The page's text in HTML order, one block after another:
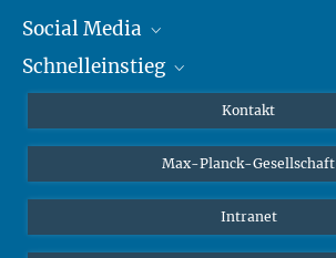
Social Media
Mastodon
Schnelleinstieg
Studierende
Schüler*innen
Öffentlichkeit
Kontakt
Max-Planck-Gesellschaft
Intranet